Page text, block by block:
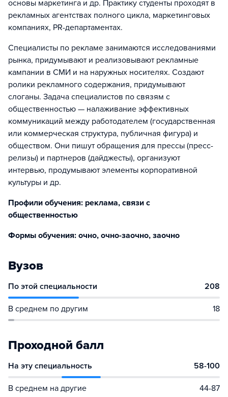
основы маркетинга и др. Практику студенты проходят в
рекламных агентствах полного цикла, маркетинговых
компаниях, PR-департаментах.
Специалисты по рекламе занимаются исследованиями
рынка, придумывают и реализовывают рекламные
кампании в СМИ и на наружных носителях. Создают
ролики рекламного содержания, придумывают
слоганы. Задача специалистов по связям с
общественностью — налаживание эффективных
коммуникаций между работодателем (государственная
или коммерческая структура, публичная фигура) и
обществом. Они пишут обращения для прессы (пресс-
релизы) и партнеров (дайджесты), организуют
интервью, продумывают элементы корпоративной
культуры и др.
Профили обучения: реклама, связи с
общественностью
Формы обучения: очно, очно-заочно, заочно
Вузов
По этой специальности 208
В среднем по другим 18
Проходной балл
На эту специальность 58-100
В среднем на другие 44-87